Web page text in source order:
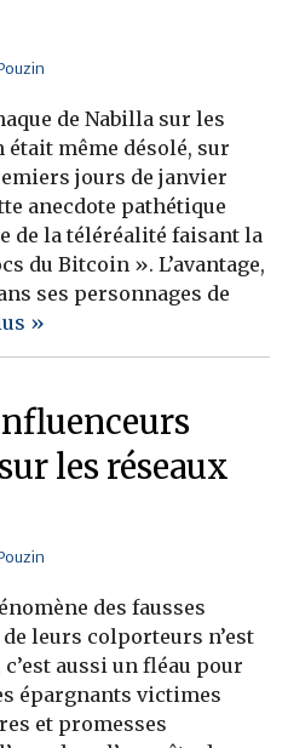
de Nabilla sur les
était même désolé, sur
jours de janvier
anecdote pathétique
de la téléréalité faisant la
du Bitcoin ». L’avantage,
ses personnages de
»
les réseaux
des fausses
leurs colporteurs n’est
aussi un fléau pour
épargnants victimes
et promesses